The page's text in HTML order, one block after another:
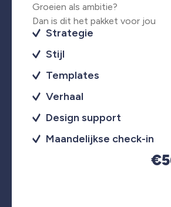
Groeien als ambitie?
Dan is dit het pakket voor jou
Strategie
Stijl
Templates
Verhaal
Design support
Maandelijkse check-in